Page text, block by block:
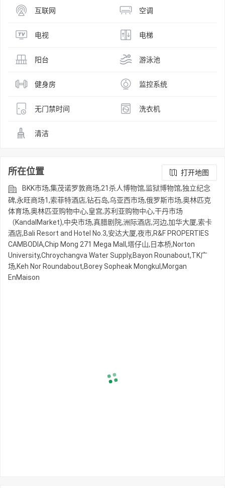
互联网 空调
电视 电梯
阳台 游泳池
健身房 监控系统
无门禁时间 洗衣机
清洁
所在位置
打开地图
BKK市场,集茂诺罗敦商场,21杀人博物馆,监狱博物馆,独立纪念
碑,永旺商场1,索菲特酒店,钻石岛,乌亚西市场,俄罗斯市场,奥林匹克
体育场,奥林匹亚购物中心,皇宫,苏利亚购物中心,干丹市场
（KandalMarket),中央市场,真腊剧院,洲际酒店,河边,加华大厦,索卡
酒店,Bali Resort and Hotel No.3,安达大厦,夜市,R&F PROPERTIES
CAMBODIA,Chip Mong 271 Mega Mall,塔仔山,日本桥,Norton
University,Chroychangva Water Supply,Bayon Rounabout,TK广
场,Keh Nor Roundabout,Borey Sopheak Mongkul,Morgan
EnMaison